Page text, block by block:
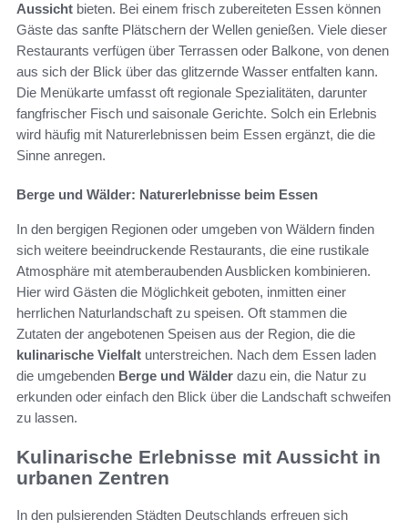
Aussicht bieten. Bei einem frisch zubereiteten Essen können
Gäste das sanfte Plätschern der Wellen genießen. Viele dieser
Restaurants verfügen über Terrassen oder Balkone, von denen
aus sich der Blick über das glitzernde Wasser entfalten kann.
Die Menükarte umfasst oft regionale Spezialitäten, darunter
fangfrischer Fisch und saisonale Gerichte. Solch ein Erlebnis
wird häufig mit Naturerlebnissen beim Essen ergänzt, die die
Sinne anregen.
Berge und Wälder: Naturerlebnisse beim Essen
In den bergigen Regionen oder umgeben von Wäldern finden
sich weitere beeindruckende Restaurants, die eine rustikale
Atmosphäre mit atemberaubenden Ausblicken kombinieren.
Hier wird Gästen die Möglichkeit geboten, inmitten einer
herrlichen Naturlandschaft zu speisen. Oft stammen die
Zutaten der angebotenen Speisen aus der Region, die die
kulinarische Vielfalt unterstreichen. Nach dem Essen laden
die umgebenden Berge und Wälder dazu ein, die Natur zu
erkunden oder einfach den Blick über die Landschaft schweifen
zu lassen.
Kulinarische Erlebnisse mit Aussicht in
urbanen Zentren
In den pulsierenden Städten Deutschlands erfreuen sich